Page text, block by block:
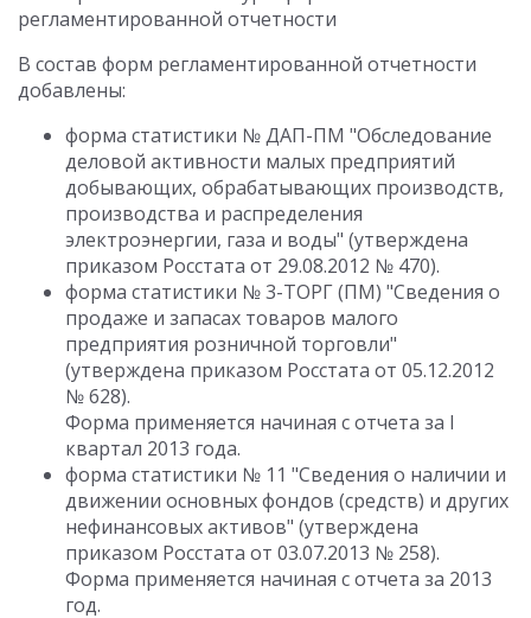
регламентированной отчетности
В состав форм регламентированной отчетности
добавлены:
форма статистики № ДАП-ПМ "Обследование
деловой активности малых предприятий
добывающих, обрабатывающих производств,
производства и распределения
электроэнергии, газа и воды" (утверждена
приказом Росстата от 29.08.2012 № 470).
форма статистики № 3-ТОРГ (ПМ) "Сведения о
продаже и запасах товаров малого
предприятия розничной торговли"
(утверждена приказом Росстата от 05.12.2012
№ 628).
Форма применяется начиная с отчета за I
квартал 2013 года.
форма статистики № 11 "Сведения о наличии и
движении основных фондов (средств) и других
нефинансовых активов" (утверждена
приказом Росстата от 03.07.2013 № 258).
Форма применяется начиная с отчета за 2013
год.